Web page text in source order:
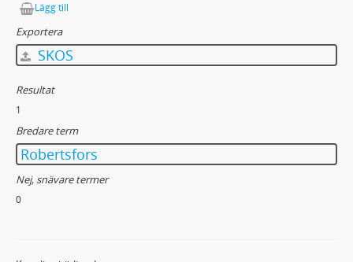
Lägg till
Exportera
SKOS
Resultat
1
Bredare term
Robertsfors
Nej, snävare termer
0